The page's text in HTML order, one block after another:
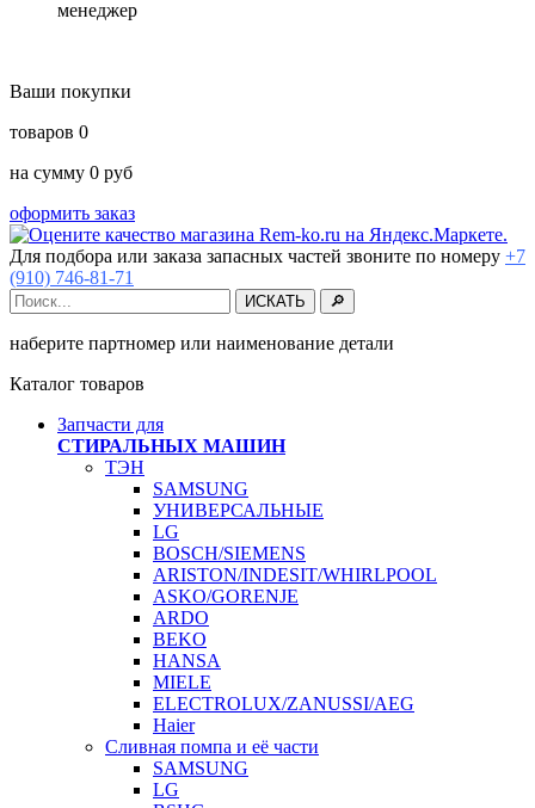
менеджер
Ваши покупки
товаров 0
на сумму 0 руб
оформить заказ
Для подбора или заказа запасных частей звоните по номеру +7
(910) 746-81-71
наберите партномер или наименование детали
Каталог товаров
Запчасти для
СТИРАЛЬНЫХ МАШИН
ТЭН
SAMSUNG
УНИВЕРСАЛЬНЫЕ
LG
BOSCH/SIEMENS
ARISTON/INDESIT/WHIRLPOOL
ASKO/GORENJE
ARDO
BEKO
HANSA
MIELE
ELECTROLUX/ZANUSSI/AEG
Haier
Сливная помпа и её части
SAMSUNG
LG